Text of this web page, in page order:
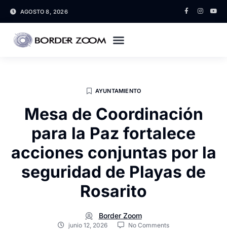
AGOSTO 8, 2026
AYUNTAMIENTO
Mesa de Coordinación
para la Paz fortalece
acciones conjuntas por la
seguridad de Playas de
Rosarito
Border Zoom
junio 12, 2026 No Comments